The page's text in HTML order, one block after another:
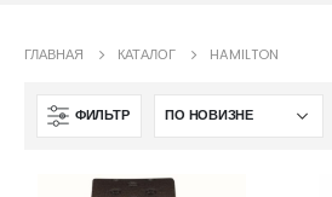
ГЛАВНАЯ КАТАЛОГ HAMILTON
ФИЛЬТР